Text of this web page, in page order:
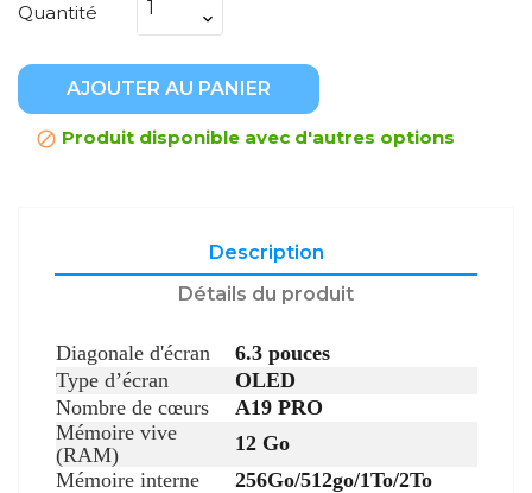
Quantité
AJOUTER AU PANIER
 Produit disponible avec d'autres options
Description
Détails du produit
Diagonale d'écran
6.3 pouces
Type d’écran
OLED
Nombre de cœurs
A19 PRO
Mémoire vive
(RAM)
12 Go
Mémoire interne
256Go/512go/1To/2To